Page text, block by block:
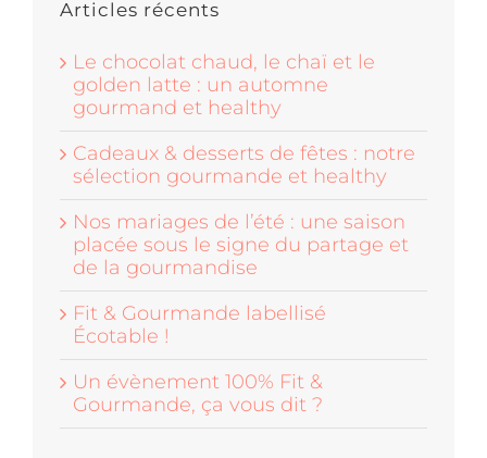
Articles récents
Le chocolat chaud, le chaï et le
golden latte : un automne
gourmand et healthy
Cadeaux & desserts de fêtes : notre
sélection gourmande et healthy
Nos mariages de l’été : une saison
placée sous le signe du partage et
de la gourmandise
Fit & Gourmande labellisé
Écotable !
Un évènement 100% Fit &
Gourmande, ça vous dit ?